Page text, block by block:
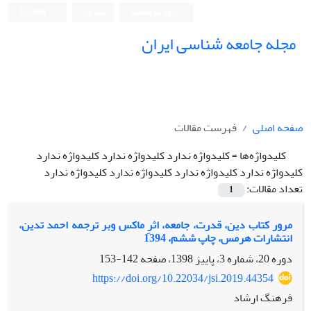
مجله جامعه شناسی ایران
صفحه اصلی
فهرست مقالات
کلیدواژه‌ها =کلیدواژه ندارد کلیدواژه ندارد کلیدواژه ندارد
کلیدواژه ندارد کلیدواژه ندارد کلیدواژه ندارد کلیدواژه ندارد
تعداد مقالات:
1
مرور کتاب دین، قدرت، جامعه، اثرِ ماکس وبر ترجمه احمد تدین،
انتشارات هرمس، چاپ ششم، 1394
دوره 20، شماره 3، پاییز 1398، صفحه
142-153
https://doi.org/10.22034/jsi.2019.44354
فرهنگ ارشاد